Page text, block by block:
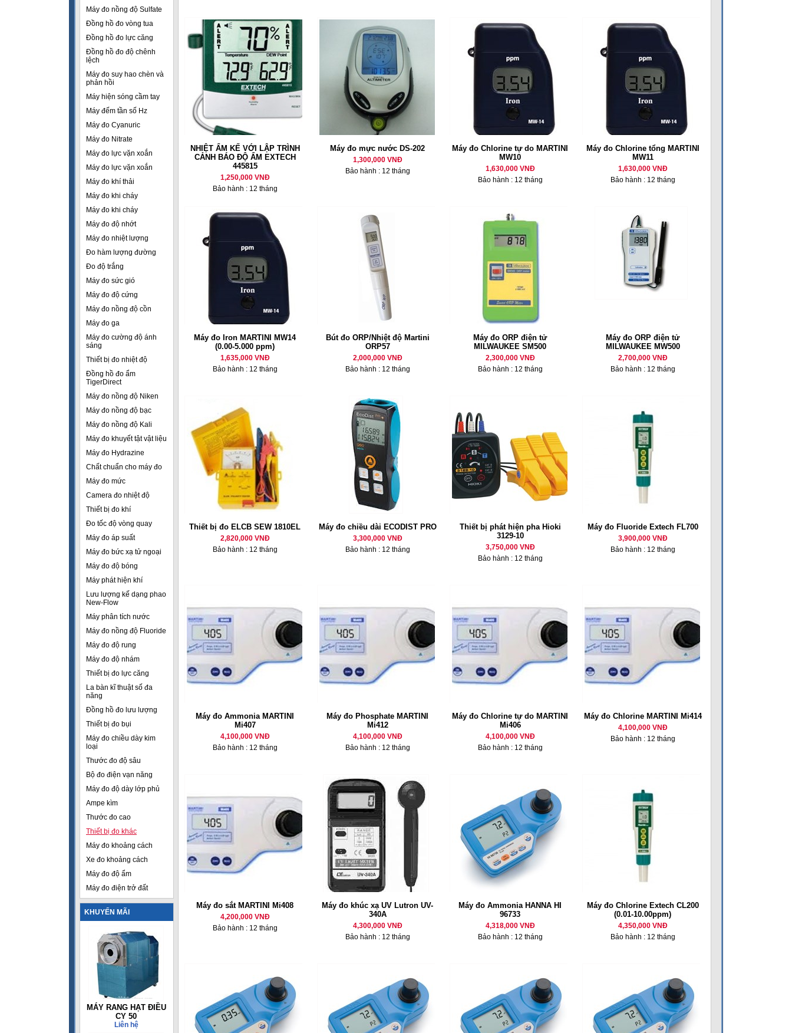
Máy đo nồng độ Sulfate
Đồng hồ đo vòng tua
Đồng hồ đo lực căng
Đồng hồ đo độ chênh
lệch
Máy đo suy hao chèn và
phản hồi
Máy hiện sóng cầm tay
Máy đếm tần số Hz
Máy đo Cyanuric
Máy đo Nitrate
Máy đo lực vặn xoắn
Máy đo lực vặn xoắn
Máy đo khí thải
Máy đo khi cháy
Máy đo khi cháy
Máy đo độ nhớt
Máy đo nhiệt lượng
Đo hàm lượng đường
Đo độ trắng
Máy đo sức gió
Máy đo độ cứng
Máy đo nồng độ cồn
Máy đo ga
Máy đo cường độ ánh
sáng
Thiết bị đo nhiệt độ
Đồng hồ đo ẩm
TigerDirect
Máy đo nồng độ Niken
Máy đo nồng độ bạc
Máy đo nồng độ Kali
Máy đo khuyết tật vật liệu
Máy đo Hydrazine
Chất chuẩn cho máy đo
Máy đo mức
Camera đo nhiệt độ
Thiết bị đo khí
Đo tốc độ vòng quay
Máy đo áp suất
Máy đo bức xạ tử ngoại
Máy đo độ bóng
Máy phát hiện khí
Lưu lượng kế dạng phao
New-Flow
Máy phân tích nước
Máy đo nồng độ Fluoride
Máy đo độ rung
Máy đo độ nhám
Thiết bị đo lực căng
La bàn kĩ thuật số đa
năng
Đồng hồ đo lưu lượng
Thiết bị đo bụi
Máy đo chiều dày kim
loại
Thước đo độ sâu
Bộ đo điện vạn năng
Máy đo độ dày lớp phủ
Ampe kìm
Thước đo cao
Thiết bị đo khác
Máy đo khoảng cách
Xe đo khoảng cách
Máy đo độ ẩm
Máy đo điện trở đất
KHUYẾN MÃI
MÁY RANG HẠT ĐIỀU
CY 50
Liên hệ
NHIỆT ẨM KẾ VỚI LẬP TRÌNH
CẢNH BÁO ĐỘ ẨM EXTECH
445815
1,250,000 VNĐ
Bảo hành : 12 tháng
Máy đo mực nước DS-202
1,300,000 VNĐ
Bảo hành : 12 tháng
Máy đo Chlorine tự do MARTINI
MW10
1,630,000 VNĐ
Bảo hành : 12 tháng
Máy đo Chlorine tổng MARTINI
MW11
1,630,000 VNĐ
Bảo hành : 12 tháng
Máy đo Iron MARTINI MW14
(0.00-5.000 ppm)
1,635,000 VNĐ
Bảo hành : 12 tháng
Bút đo ORP/Nhiệt độ Martini
ORP57
2,000,000 VNĐ
Bảo hành : 12 tháng
Máy đo ORP điện tử
MILWAUKEE SM500
2,300,000 VNĐ
Bảo hành : 12 tháng
Máy đo ORP điện tử
MILWAUKEE MW500
2,700,000 VNĐ
Bảo hành : 12 tháng
Thiết bị đo ELCB SEW 1810EL
2,820,000 VNĐ
Bảo hành : 12 tháng
Máy đo chiều dài ECODIST PRO
3,300,000 VNĐ
Bảo hành : 12 tháng
Thiết bị phát hiện pha Hioki
3129-10
3,750,000 VNĐ
Bảo hành : 12 tháng
Máy đo Fluoride Extech FL700
3,900,000 VNĐ
Bảo hành : 12 tháng
Máy đo Ammonia MARTINI
Mi407
4,100,000 VNĐ
Bảo hành : 12 tháng
Máy đo Phosphate MARTINI
Mi412
4,100,000 VNĐ
Bảo hành : 12 tháng
Máy đo Chlorine tự do MARTINI
Mi406
4,100,000 VNĐ
Bảo hành : 12 tháng
Máy đo Chlorine MARTINI Mi414
4,100,000 VNĐ
Bảo hành : 12 tháng
Máy đo sắt MARTINI Mi408
4,200,000 VNĐ
Bảo hành : 12 tháng
Máy đo khúc xạ UV Lutron UV-
340A
4,300,000 VNĐ
Bảo hành : 12 tháng
Máy đo Ammonia HANNA HI
96733
4,318,000 VNĐ
Bảo hành : 12 tháng
Máy đo Chlorine Extech CL200
(0.01-10.00ppm)
4,350,000 VNĐ
Bảo hành : 12 tháng